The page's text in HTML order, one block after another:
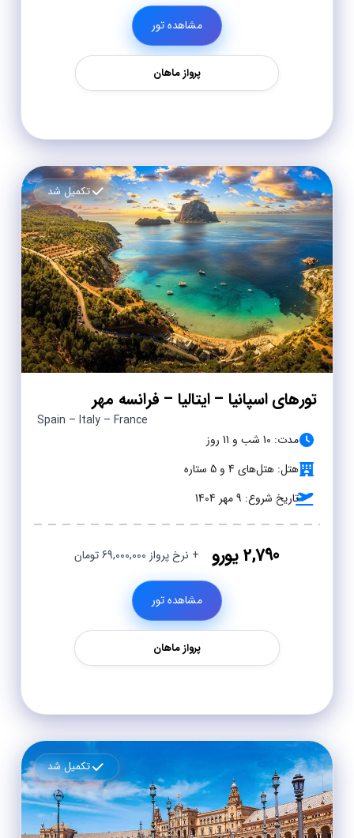
مشاهده تور
پرواز ماهان
2,790 یورو + نرخ پرواز 69,000,000 تومان
مشاهده تور
پرواز ماهان
تورهای اسپانیا – ایتالیا – فرانسه مهر
Spain – Italy – France
مدت: 10 شب و 11 روز
هتل: هتل‌های 4 و 5 ستاره
تاریخ شروع: 9 مهر 1404
تکمیل شد
تکمیل شد